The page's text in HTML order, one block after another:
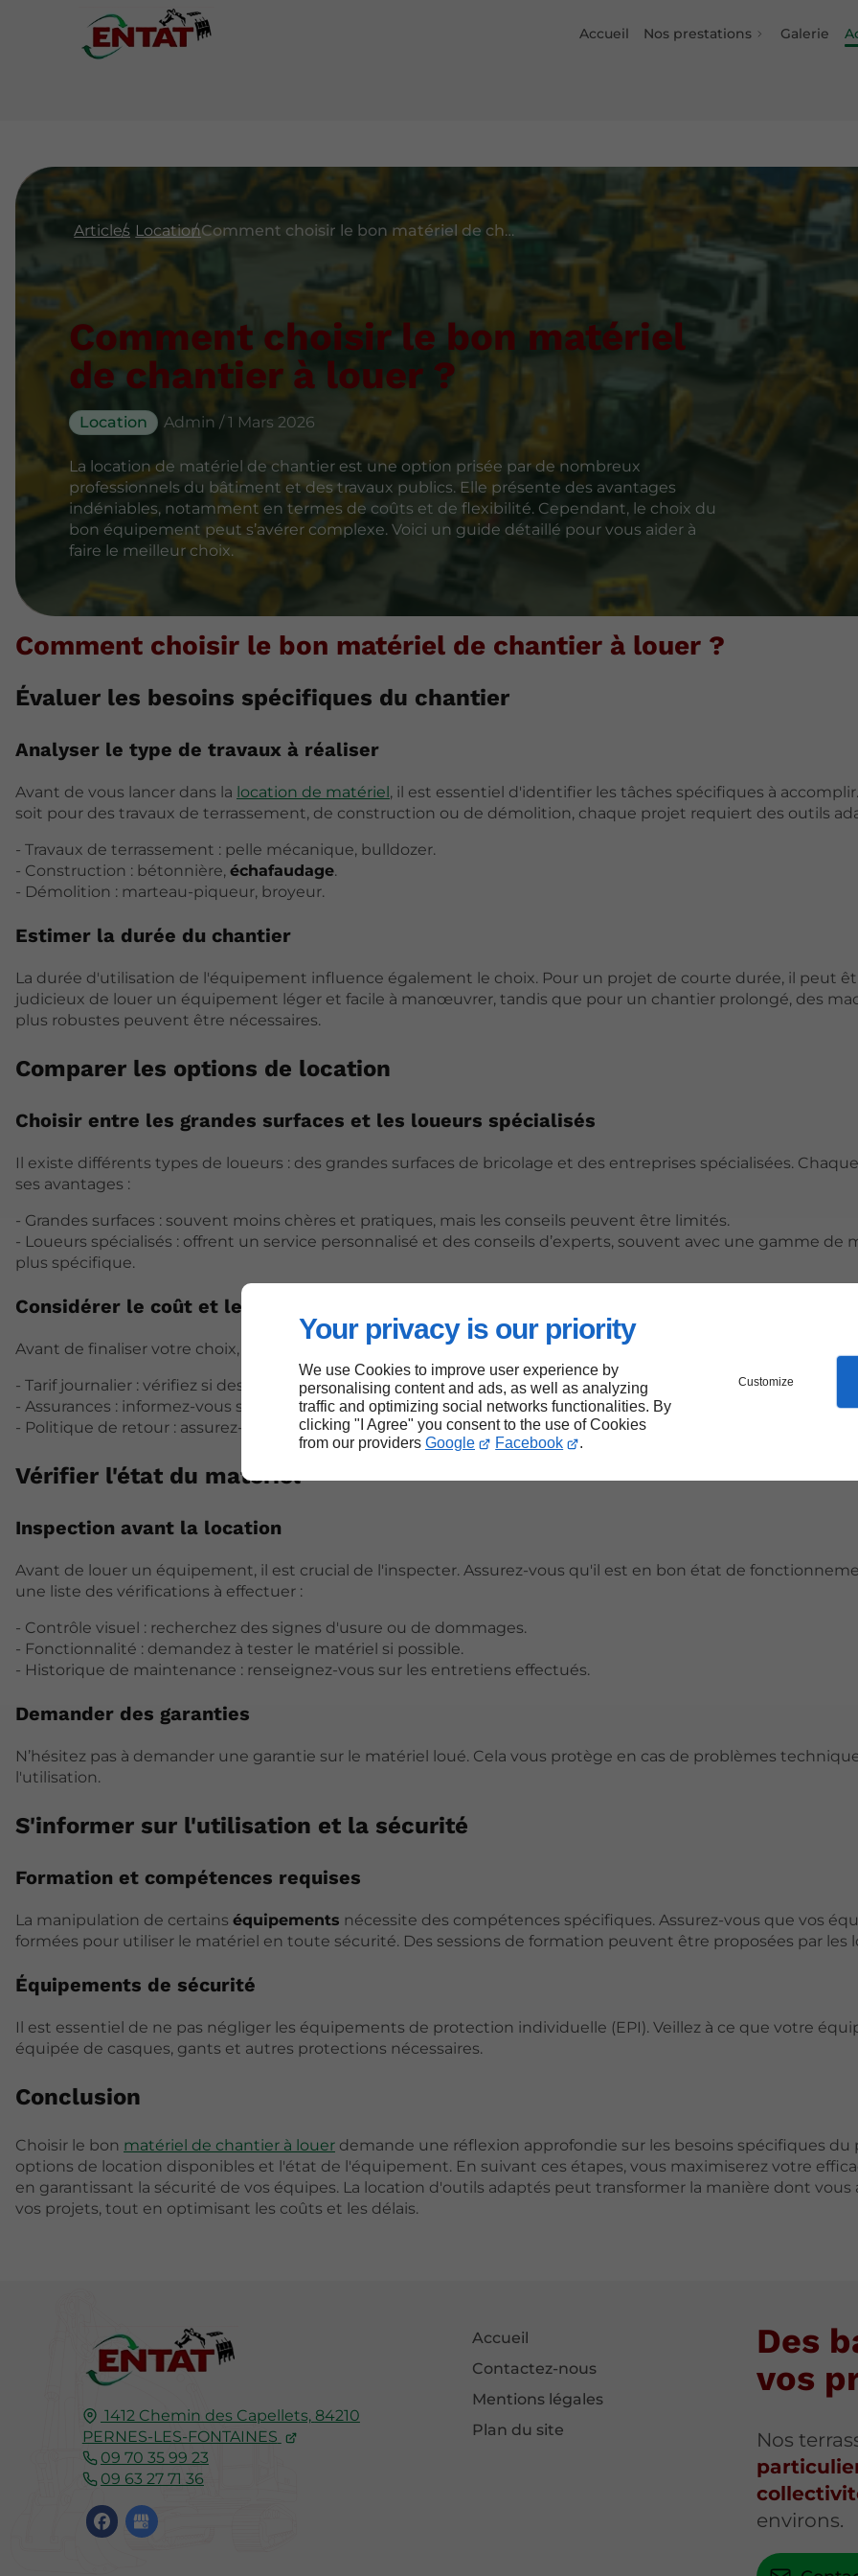
Your privacy is our priority
We use Cookies to improve user experience by
personalising content and ads, as well as analyzing
traffic and optimizing social networks functionalities. By
clicking "I Agree" you consent to the use of Cookies
from our providers Google Facebook .
Customize
Accueil Nos prestations Galerie
Articles Location Comment choisir le bon matériel de chantier à louer ?
Comment choisir le bon matériel
de chantier à louer ?
Location Admin / 1 Mars 2026
La location de matériel de chantier est une option prisée par de nombreux
professionnels du bâtiment et des travaux publics. Elle présente des avantages
indéniables, notamment en termes de coûts et de flexibilité. Cependant, le choix du
bon équipement peut s’avérer complexe. Voici un guide détaillé pour vous aider à
faire le meilleur choix.
Comment choisir le bon matériel de chantier à louer ?
Évaluer les besoins spécifiques du chantier
Analyser le type de travaux à réaliser
Avant de vous lancer dans la location de matériel, il est essentiel d'identifier les tâches spécifiques à
soit pour des travaux de terrassement, de construction ou de démolition, chaque projet requiert des outils
- Travaux de terrassement : pelle mécanique, bulldozer.
- Construction : bétonnière, échafaudage.
- Démolition : marteau-piqueur, broyeur.
Estimer la durée du chantier
La durée d'utilisation de l'équipement influence également le choix. Pour un projet de courte durée, il peut
judicieux de louer un équipement léger et facile à manœuvrer, tandis que pour un chantier prolongé, des
plus robustes peuvent être nécessaires.
Comparer les options de location
Choisir entre les grandes surfaces et les loueurs spécialisés
Il existe différents types de loueurs : des grandes surfaces de bricolage et des entreprises spécialisées.
ses avantages :
- Grandes surfaces : souvent moins chères et pratiques, mais les conseils peuvent être limités.
- Loueurs spécialisés : offrent un service personnalisé et des conseils d’experts, souvent avec une gamme de
plus spécifique.
Considérer le coût et les conditions de location
Avant de finaliser votre choix, comparez les tarifs et les conditions de location
. Tenez compte des éléments
- Tarif journalier : vérifiez si des remises sont disponibles pour des locations prolongées.
- Assurances : informez-vous sur les couvertures en cas de dommages ou de vol.
- Politique de retour : assurez-vous de connaître les procédures en cas d'annulation ou de modification.
Vérifier l'état du matériel
Inspection avant la location
Avant de louer un équipement, il est crucial de l'inspecter. Assurez-vous qu'il est en bon état de
une liste des vérifications à effectuer :
- Contrôle visuel : recherchez des signes d'usure ou de dommages.
- Fonctionnalité : demandez à tester le matériel si possible.
- Historique de maintenance : renseignez-vous sur les entretiens effectués.
Demander des garanties
N’hésitez pas à demander une garantie sur le matériel loué. Cela vous protège en cas de problèmes
l'utilisation.
S'informer sur l'utilisation et la sécurité
Formation et compétences requises
La manipulation de certains équipements nécessite des compétences spécifiques. Assurez-vous que vos
formées pour utiliser le matériel en toute sécurité. Des sessions de formation peuvent être proposées par les
Équipements de sécurité
Il est essentiel de ne pas négliger les équipements de protection individuelle (EPI). Veillez à ce que votre
équipée de casques, gants et autres protections nécessaires.
Conclusion
Choisir le bon matériel de chantier à louer demande une réflexion approfondie sur les besoins spécifiques du
options de location disponibles et l'état de l'équipement. En suivant ces étapes, vous maximiserez votre
en garantissant la sécurité de vos équipes. La location d'outils adaptés peut transformer la manière dont vous
vos projets, tout en optimisant les coûts et les délais.
1412 Chemin des Capellets, 84210
PERNES-LES-FONTAINES
09 70 35 99 23
09 63 27 71 36
Accueil
Contactez-nous
Mentions légales
Plan du site
Des
vos
Nos
environs.